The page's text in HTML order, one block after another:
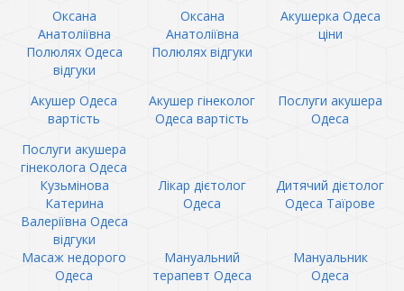
Оксана
Анатоліївна
Полюлях Одеса
відгуки
Оксана
Анатоліївна
Полюлях відгуки
Акушерка Одеса
ціни
Акушер Одеса
вартість
Акушер гінеколог
Одеса вартість
Послуги акушера
Одеса
Послуги акушера
гінеколога Одеса
Кузьмінова
Катерина
Валеріївна Одеса
відгуки
Лікар дієтолог
Одеса
Дитячий дієтолог
Одеса Таїрове
Масаж недорого
Одеса
Мануальний
терапевт Одеса
Мануальник
Одеса